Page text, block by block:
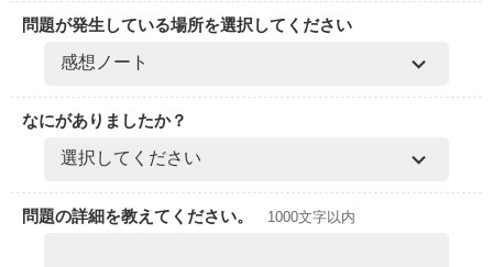
問題が発生している場所を選択してください
なにがありましたか？
問題の詳細を教えてください。 1000文字以内